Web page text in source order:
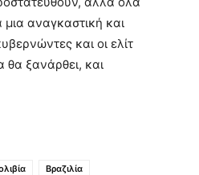
μια αναγκαστική και
και οι ελίτ
θα ξανάρθει, και
Βραζιλία